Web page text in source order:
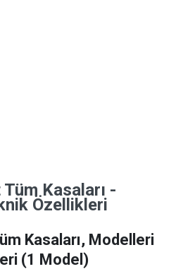
Kasaları -
Özellikleri
Kasaları, Modelleri
(1 Model)